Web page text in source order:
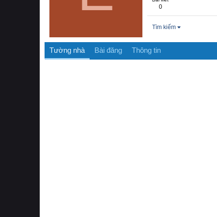
0
Tìm kiếm
Tường nhà Bài đăng Thông tin